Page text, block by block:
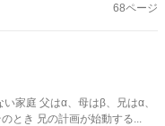
68ページ
そして弟の検査結果が分かったそのとき 兄の計画が始動する...